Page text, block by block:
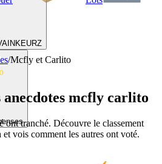
/Mcfly et Carlito
anecdotes mcfly carlito
ont tranché. Découvre le classement
vois comment les autres ont voté.